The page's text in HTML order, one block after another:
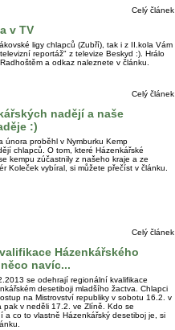
Celý článek
v TV
ligy chlapců (Zubří), tak i z II.kola Vám
reportáž" z televize Beskyd :). Hrálo
a odkaz naleznete v článku.
Celý článek
nadějí a naše
:)
února proběhl v Nymburku Kemp
chlapců. O tom, které Házenkářské
kempu zúčastnily z našeho kraje a ze
Koleček vybíral, si můžete přečíst v článku.
Celý článek
Házenkářského
navíc...
se odehrají regionální kvalifikace
desetiboji mladšího žactva. Chlapci
na Mistrovství republiky v sobotu 16.2. v
pak v neděli 17.2. ve Zlíně. Kdo se
a co to vlastně Házenkářský desetiboj je, si